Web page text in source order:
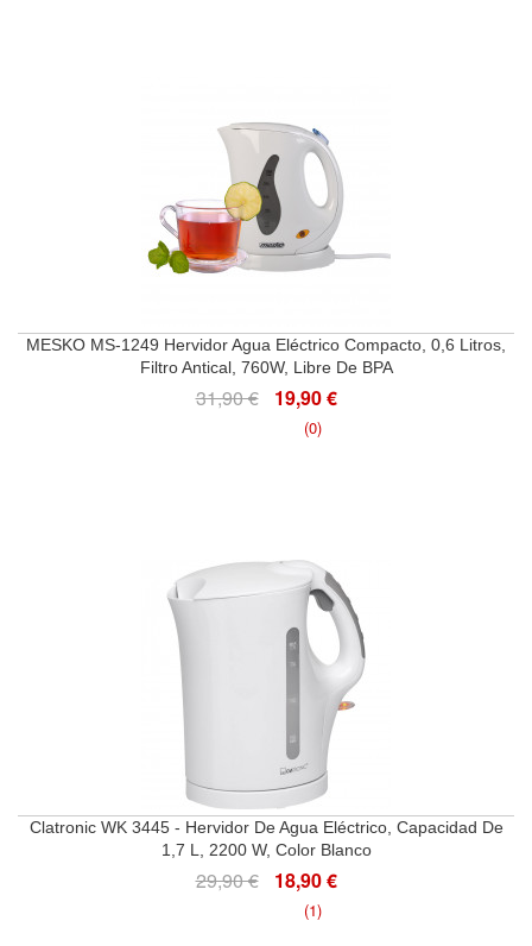
MESKO MS-1249 Hervidor Agua Eléctrico Compacto, 0,6 Litros,
Filtro Antical, 760W, Libre De BPA
31,90 € 19,90 €
(0)
Clatronic WK 3445 - Hervidor De Agua Eléctrico, Capacidad De
1,7 L, 2200 W, Color Blanco
29,90 € 18,90 €
(1)